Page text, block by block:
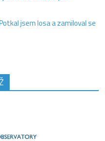
jsem losa a zamiloval se